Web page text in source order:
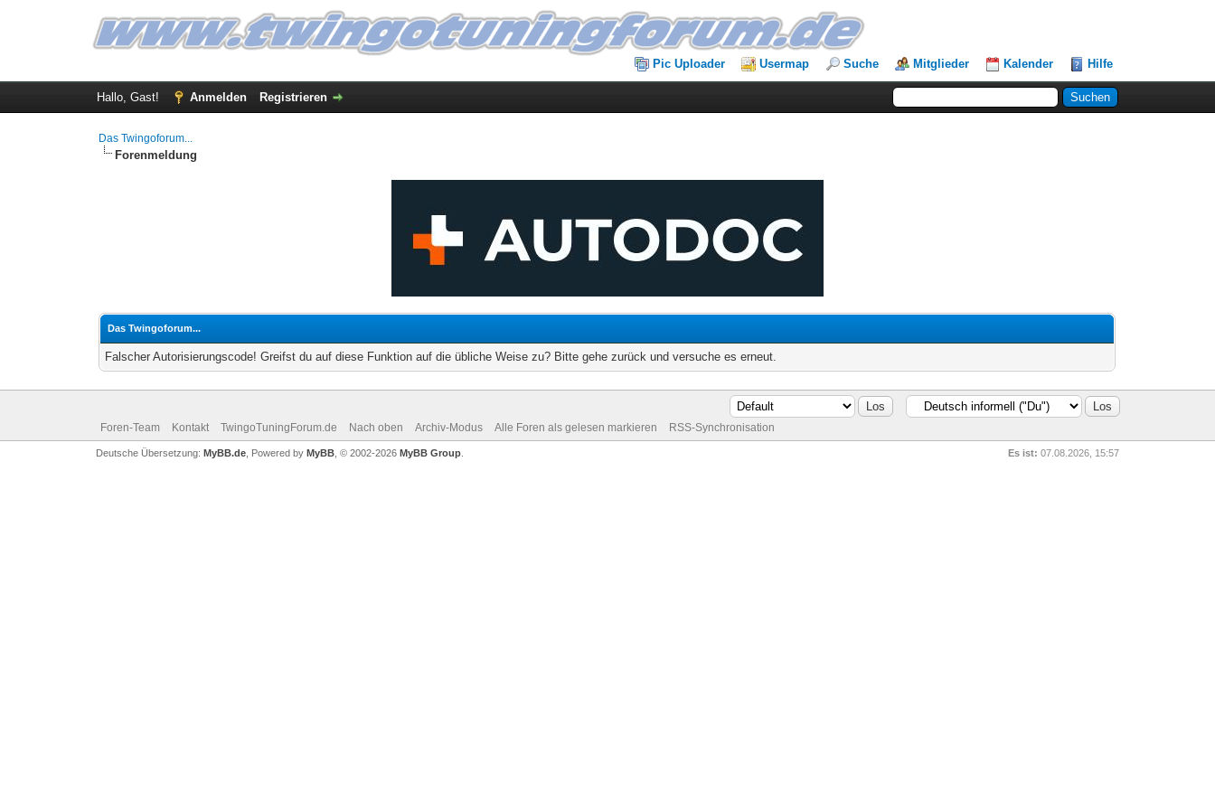
Pic Uploader Usermap Suche Mitglieder Kalender Hilfe
Hallo, Gast! Anmelden Registrieren
Das Twingoforum...
Forenmeldung
Das Twingoforum...
Falscher Autorisierungscode! Greifst du auf diese Funktion auf die übliche Weise zu? Bitte gehe zurück und versuche es erneut.
Foren-Team Kontakt TwingoTuningForum.de Nach oben Archiv-Modus Alle Foren als gelesen markieren RSS-Synchronisation
Es ist: 07.08.2026, 15:57
Deutsche Übersetzung: MyBB.de, Powered by MyBB, © 2002-2026 MyBB Group.